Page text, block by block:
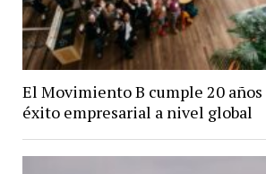
El Movimiento B cumple 20
éxito empresarial a nivel global